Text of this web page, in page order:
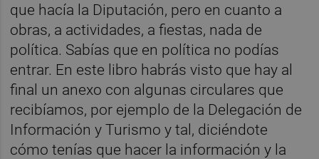
que hacía la Diputación, pero en cuanto a
obras, a actividades, a fiestas, nada de
política. Sabías que en política no podías
entrar. En este libro habrás visto que hay al
final un anexo con algunas circulares que
recibíamos, por ejemplo de la Delegación de
Información y Turismo y tal, diciéndote
cómo tenías que hacer la información y la